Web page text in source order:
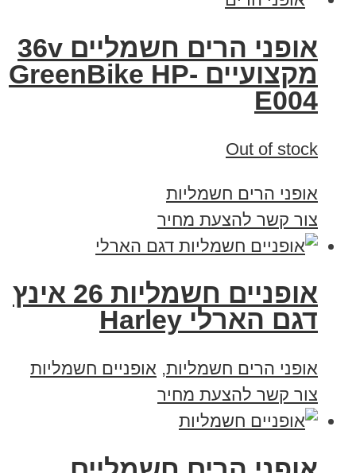
אופני הרים חשמליים 36v
מקצועיים GreenBike HP-
E004
Out of stock
אופני הרים חשמליות
צור קשר להצעת מחיר
אופניים חשמליות 26 אינץ
דגם הארלי Harley
אופני הרים חשמליות, אופניים חשמליות
צור קשר להצעת מחיר